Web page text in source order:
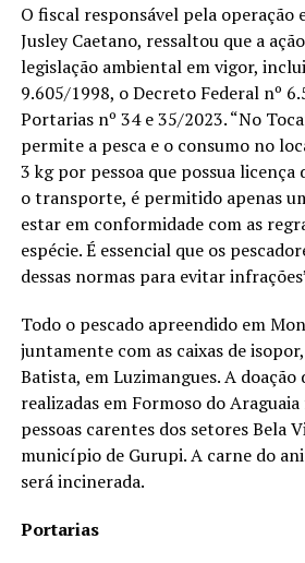
O fiscal responsável pela operação
Jusley Caetano, ressaltou que a
legislação ambiental em vigor,
9.605/1998, o Decreto Federal nº
Portarias nº 34 e 35/2023. “No
permite a pesca e o consumo no
3 kg por pessoa que possua licença
o transporte, é permitido apenas
estar em conformidade com as
espécie. É essencial que os
dessas normas para evitar
Todo o pescado apreendido em
juntamente com as caixas de
Batista, em Luzimangues. A doação
realizadas em Formoso do
pessoas carentes dos setores Bela
município de Gurupi. A carne do
será incinerada.
Portarias